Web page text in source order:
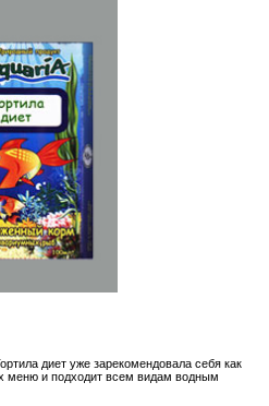
диет уже зарекомендовала себя как
меню и подходит всем видам водным